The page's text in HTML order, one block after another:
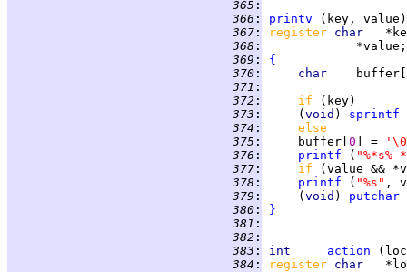
365 :
366 :
printv
367 : register char
368 :
369 :
{
370 : char
buffer[
371 :
372 : if
373 :
     (
void ) sprintf
374 :
else
375 :
     buffer[
0 ] =
376 : printf ( "%*s%-
377 :
if
378 : printf ( "%s"
379 :
     (
void ) putchar
380 :
}
381 :
382 :
383 : int
action
384 : register char